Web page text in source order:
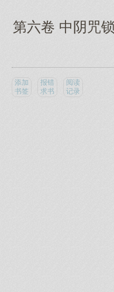
第六卷 中阴咒
添加
书签
报错
求书
阅读
记录